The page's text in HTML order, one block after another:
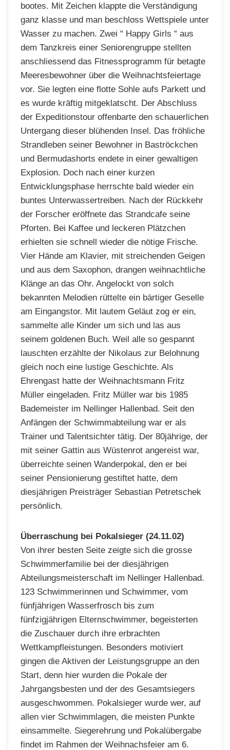
bootes. Mit Zeichen klappte die Verständigung
ganz klasse und man beschloss Wettspiele unter
Wasser zu machen. Zwei “ Happy Girls “ aus
dem Tanzkreis einer Seniorengruppe stellten
anschliessend das Fitnessprogramm für betagte
Meeresbewohner über die Weihnachtsfeiertage
vor. Sie legten eine flotte Sohle aufs Parkett und
es wurde kräftig mitgeklatscht. Der Abschluss
der Expeditionstour offenbarte den schauerlichen
Untergang dieser blühenden Insel. Das fröhliche
Strandleben seiner Bewohner in Baströckchen
und Bermudashorts endete in einer gewaltigen
Explosion. Doch nach einer kurzen
Entwicklungsphase herrschte bald wieder ein
buntes Unterwassertreiben. Nach der Rückkehr
der Forscher eröffnete das Strandcafe seine
Pforten. Bei Kaffee und leckeren Plätzchen
erhielten sie schnell wieder die nötige Frische.
Vier Hände am Klavier, mit streichenden Geigen
und aus dem Saxophon, drangen weihnachtliche
Klänge an das Ohr. Angelockt von solch
bekannten Melodien rüttelte ein bärtiger Geselle
am Eingangstor. Mit lautem Geläut zog er ein,
sammelte alle Kinder um sich und las aus
seinem goldenen Buch. Weil alle so gespannt
lauschten erzählte der Nikolaus zur Belohnung
gleich noch eine lustige Geschichte. Als
Ehrengast hatte der Weihnachtsmann Fritz
Müller eingeladen. Fritz Müller war bis 1985
Bademeister im Nellinger Hallenbad. Seit den
Anfängen der Schwimmabteilung war er als
Trainer und Talentsichter tätig. Der 80jährige, der
mit seiner Gattin aus Wüstenrot angereist war,
überreichte seinen Wanderpokal, den er bei
seiner Pensionierung gestiftet hatte, dem
diesjährigen Preisträger Sebastian Petretschek
persönlich.
Überraschung bei Pokalsieger (24.11.02)
Von ihrer besten Seite zeigte sich die grosse
Schwimmerfamilie bei der diesjährigen
Abteilungsmeisterschaft im Nellinger Hallenbad.
123 Schwimmerinnen und Schwimmer, vom
fünfjährigen Wasserfrosch bis zum
fünfzigjährigen Elternschwimmer, begeisterten
die Zuschauer durch ihre erbrachten
Wettkampfleistungen. Besonders motiviert
gingen die Aktiven der Leistungsgruppe an den
Start, denn hier wurden die Pokale der
Jahrgangsbesten und der des Gesamtsiegers
ausgeschwommen. Pokalsieger wurde wer, auf
allen vier Schwimmlagen, die meisten Punkte
einsammelte. Siegerehrung und Pokalübergabe
findet im Rahmen der Weihnachsfeier am 6.